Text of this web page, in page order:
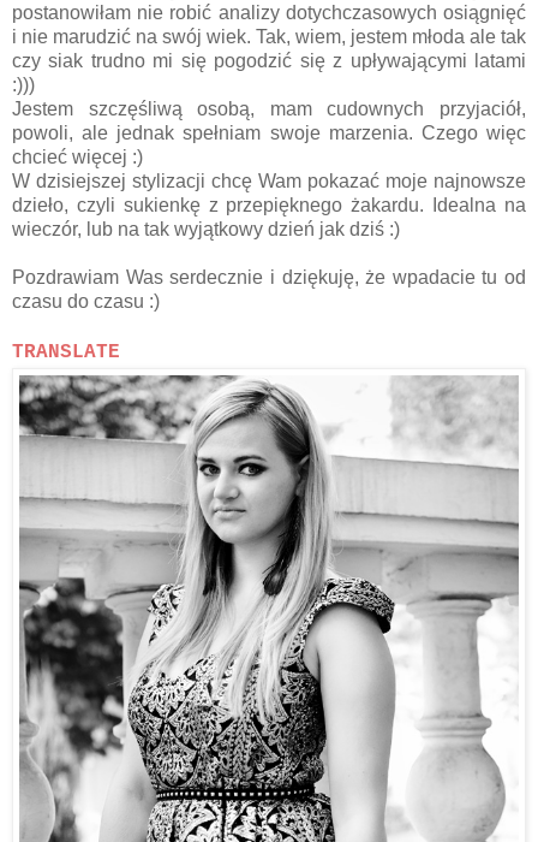
postanowiłam nie robić analizy dotychczasowych osiągnięć
i nie marudzić na swój wiek. Tak, wiem, jestem młoda ale tak
czy siak trudno mi się pogodzić się z upływającymi latami
:)))
Jestem szczęśliwą osobą, mam cudownych przyjaciół,
powoli, ale jednak spełniam swoje marzenia. Czego więc
chcieć więcej :)
W dzisiejszej stylizacji chcę Wam pokazać moje najnowsze
dzieło, czyli sukienkę z przepięknego żakardu. Idealna na
wieczór, lub na tak wyjątkowy dzień jak dziś :)
Pozdrawiam Was serdecznie i dziękuję, że wpadacie tu od
czasu do czasu :)
TRANSLATE